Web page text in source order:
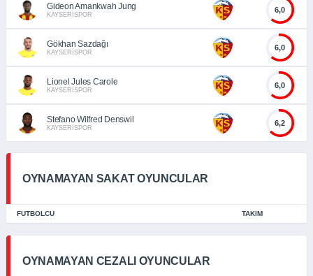
Gideon Amankwah Jung
KAYSERİSPOR
6,0
Gökhan Sazdağı
KAYSERİSPOR
6,0
Lionel Jules Carole
KAYSERİSPOR
6,0
Stefano Wilfred Denswil
KAYSERİSPOR
6,2
OYNAMAYAN SAKAT OYUNCULAR
FUTBOLCU TAKIM
OYNAMAYAN CEZALI OYUNCULAR